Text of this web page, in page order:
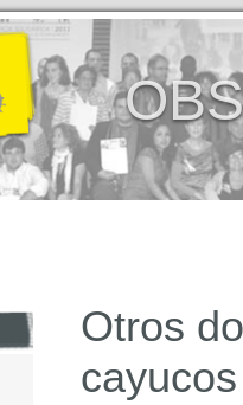
Otros
cayucos